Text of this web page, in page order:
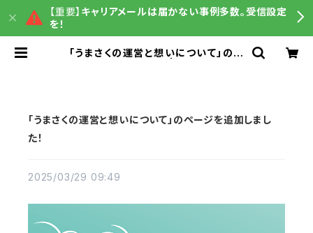
【重要】 キャリアメールは届かない事例多数。受信設定
を！
「うまさくの運営と想いについて」のペ
「うまさくの運営と想いについて」のページを追加しまし
た！
2025/03/29 09:49